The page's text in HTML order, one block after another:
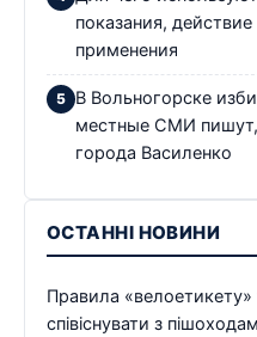
показания,
применения
В Вольногорске
местные СМИ
города Василенко
ОСТАННІ НОВИНИ
Правила
співіснувати з